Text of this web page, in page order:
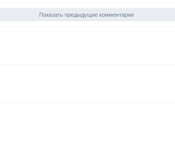
Показать предыдущие комментарии